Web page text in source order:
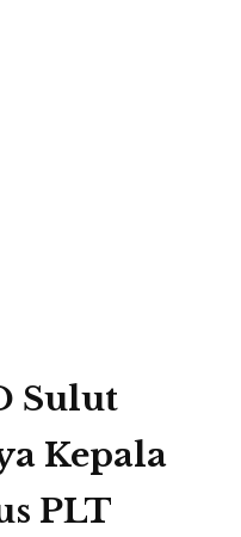
Sulut
Kepala
PLT